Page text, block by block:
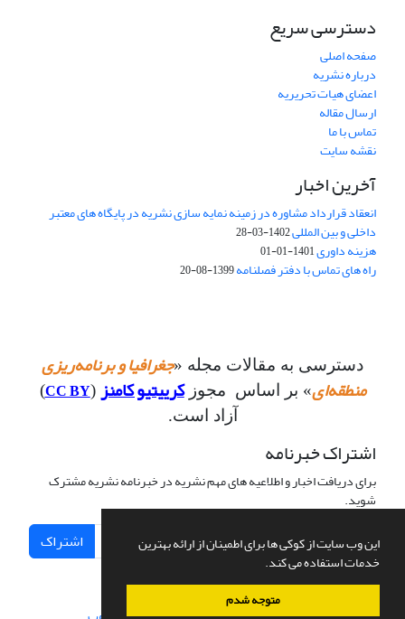
این وب سایت از کوکی ها برای اطمینان از ارائه بهترین
خدمات استفاده می کند.
متوجه شدم
دسترسی سریع
صفحه اصلی
درباره نشریه
اعضای هیات تحریریه
ارسال مقاله
تماس با ما
نقشه سایت
آخرین اخبار
انعقاد قرارداد مشاوره در زمینه نمایه سازی نشریه در پایگاه های معتبر
داخلی و بین المللی1402-03-28
هزینه داوری1401-01-01
راه های تماس با دفتر فصلنامه1399-08-20
دسترسی به مقالات مجله «جغرافیا و برنامه‌ریزی
منطقه‌ای» بر اساس مجوزکرییتیو کامنز (
CC BY
)
آزاد است.
اشتراک خبرنامه
برای دریافت اخبار و اطلاعیه های مهم نشریه در خبرنامه نشریه مشترک
شوید.
اشتراک